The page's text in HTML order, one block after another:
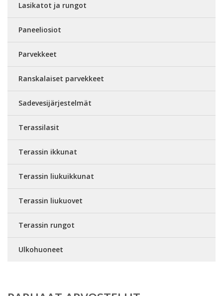
Lasikatot ja rungot
Paneeliosiot
Parvekkeet
Ranskalaiset parvekkeet
Sadevesijärjestelmät
Terassilasit
Terassin ikkunat
Terassin liukuikkunat
Terassin liukuovet
Terassin rungot
Ulkohuoneet